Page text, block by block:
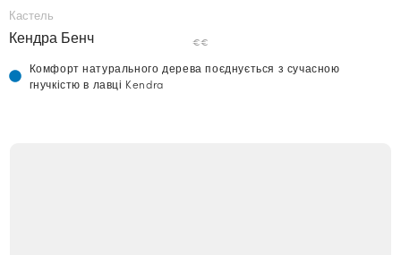
Кастель
Кендра Бенч €€
Комфорт натурального дерева поєднується з сучасною
гнучкістю в лавці Kendra